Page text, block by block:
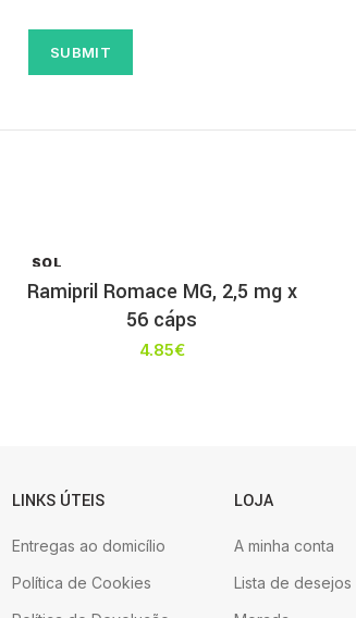
SOL
T
Ramipril Romace MG, 2,5 mg x
56 cáps
4.85€
LINKS ÚTEIS
Entregas ao domicílio
Política de Cookies
LOJA
A minha conta
Lista de desejos